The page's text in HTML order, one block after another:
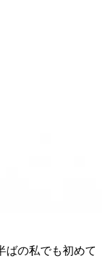
ばの私でも初めて